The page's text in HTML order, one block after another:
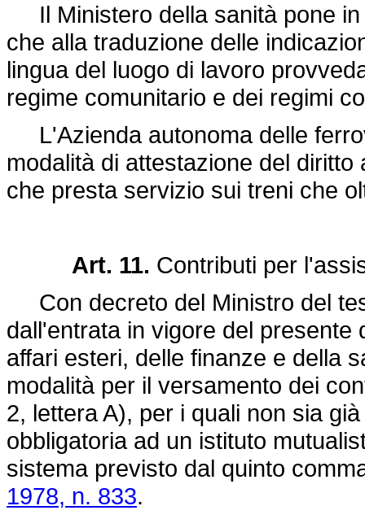
Il Ministero della sanità pone in
che alla traduzione delle
lingua del luogo di lavoro
regime comunitario e dei regimi
L'Azienda autonoma delle
modalità di attestazione del
che presta servizio sui treni che
Art. 11. Contributi per
Con decreto del Ministro del
dall'entrata in vigore del
affari esteri, delle finanze e della
modalità per il versamento dei
2, lettera A), per i quali non sia
obbligatoria ad un istituto
sistema previsto dal quinto
1978, n. 833.